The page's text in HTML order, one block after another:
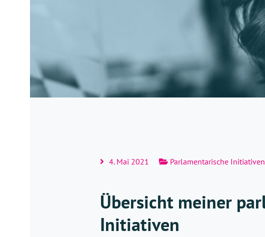
4. Mai 2021 Parlamentarische Initiativen
Übersicht meiner
Initiativen